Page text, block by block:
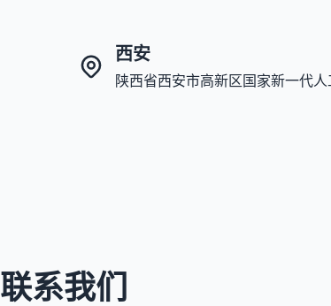
西安
陕西省西安市高新区国家新一代人
联系我们